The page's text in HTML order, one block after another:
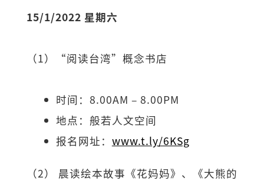
15/1/2022 星期六
（1）“阅读台湾”概念书店
时间：8.00AM – 8.00PM
地点：般若人文空间
报名网址： www.t.ly/6KSg
（2） 晨读绘本故事《花妈妈》、《大熊的